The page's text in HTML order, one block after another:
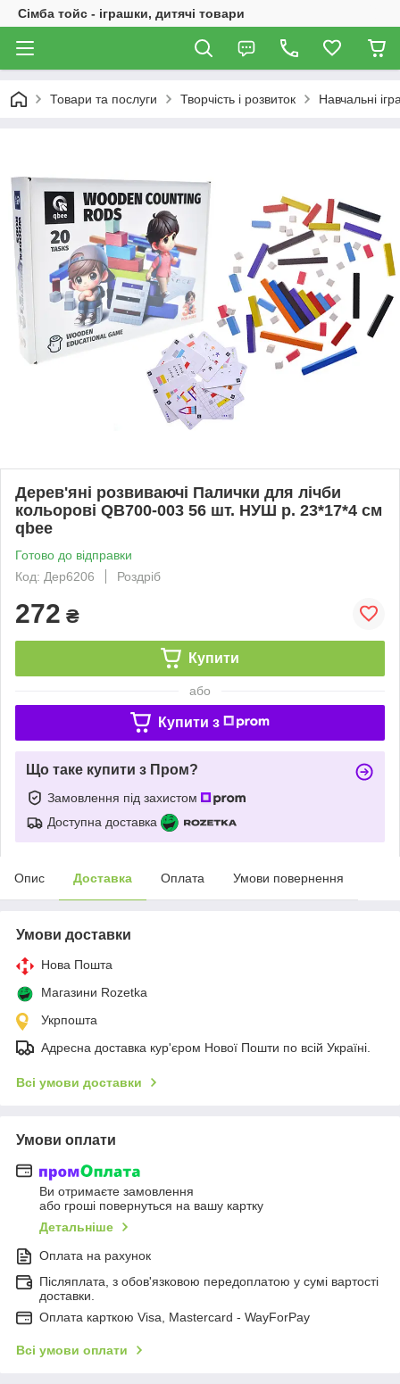
Сімба тойс - іграшки, дитячі товари
Товари та послуги Творчість і розвиток Навчальні
Дерев'яні розвиваючі Палички для лічби
кольорові QB700-003 56 шт. НУШ р. 23*17*4 см
qbee
Готово до відправки
Код: Дер6206
Роздріб
272 ₴
Купити
або
Купити з
Що таке купити з Пром?
Замовлення під захистом
Доступна доставка
Опис Доставка Оплата Умови повернення
Умови доставки
Нова Пошта
Магазини Rozetka
Укрпошта
Адресна доставка кур'єром Нової Пошти по всій Україні.
Всі умови доставки
Умови оплати
Ви отримаєте замовлення
або гроші повернуться на вашу картку
Детальніше
Оплата на рахунок
Післяплата, з обов'язковою передоплатою у сумі вартості
доставки.
Оплата карткою Visa, Mastercard - WayForPay
Всі умови оплати